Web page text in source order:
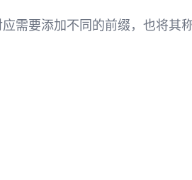
需要添加不同的前缀，也将其